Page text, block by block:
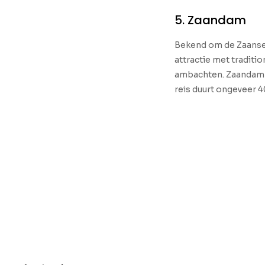
5. Zaandam
Bekend om de
attractie met
ambachten.
reis duurt ongeveer